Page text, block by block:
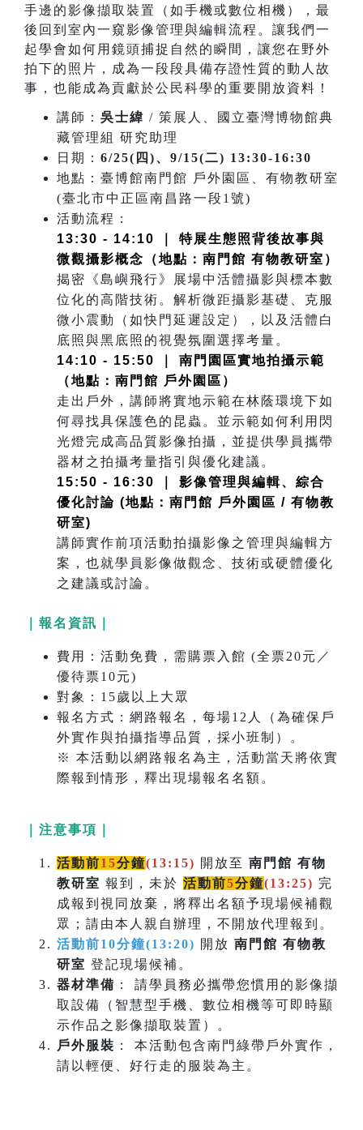
手邊的影像擷取裝置（如手機或數位相機），最
後回到室內一窺影像管理與編輯流程。讓我們一
起學會如何用鏡頭捕捉自然的瞬間，讓您在野外
拍下的照片，成為一段段具備存證性質的動人故
事，也能成為貢獻於公民科學的重要開放資料！
講師： 吳士緯 / 策展人、國立臺灣博物館典
藏管理組 研究助理
日期： 6/25(四)、9/15(二) 13:30-16:30
地點：臺博館南門館 戶外園區、有物教研室
(臺北市中正區南昌路一段1號)
活動流程：
13:30 - 14:10 ｜ 特展生態照背後故事與
微觀攝影概念（地點：南門館 有物教研室）
揭密《島嶼飛行》展場中活體攝影與標本數
位化的高階技術。解析微距攝影基礎、克服
微小震動（如快門延遲設定），以及活體白
底照與黑底照的視覺氛圍選擇考量。
14:10 - 15:50 ｜ 南門園區實地拍攝示範
（地點：南門館 戶外園區）
走出戶外，講師將實地示範在林蔭環境下如
何尋找具保護色的昆蟲。並示範如何利用閃
光燈完成高品質影像拍攝，並提供學員攜帶
器材之拍攝考量指引與優化建議。
15:50 - 16:30 ｜ 影像管理與編輯、綜合
優化討論 (地點：南門館 戶外園區 / 有物教
研室)
講師實作前項活動拍攝影像之管理與編輯方
案，也就學員影像做觀念、技術或硬體優化
之建議或討論。
｜報名資訊｜
費用：活動免費，需購票入館 (全票20元／
優待票10元)
對象：15歲以上大眾
報名方式：網路報名，每場12人（為確保戶
外實作與拍攝指導品質，採小班制）。
※ 本活動以網路報名為主，活動當天將依實
際報到情形，釋出現場報名名額。
｜注意事項｜
活動前15分鐘(13:15) 開放至 南門館 有物
教研室 報到，未於 活動前5分鐘(13:25) 完
成報到視同放棄，將釋出名額予現場候補觀
眾；請由本人親自辦理，不開放代理報到。
活動前10分鐘(13:20) 開放 南門館 有物教
研室 登記現場候補。
器材準備 ： 請學員務必攜帶您慣用的影像擷
取設備（智慧型手機、數位相機等可即時顯
示作品之影像擷取裝置）。
戶外服裝 ： 本活動包含南門綠帶戶外實作，
請以輕便、好行走的服裝為主。